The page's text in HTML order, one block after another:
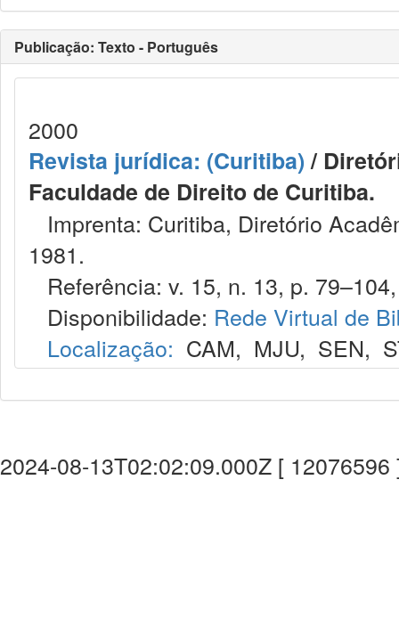
Publicação: Texto - Português
2000
Revista jurídica: (Curitiba)/
Faculdade de Direito de Curitiba.
Imprenta: Curitiba, Diretório
1981.
Referência: v. 15, n. 13, p.
Disponibilidade: Rede Virtual de
Localização: CAM, MJU, SEN,
2024-08-13T02:02:09.000Z [ 12076596